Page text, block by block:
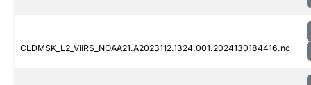
CLDMSK_L2_VIIRS_NOAA21.A2023112.1324.001.2024130184416.nc